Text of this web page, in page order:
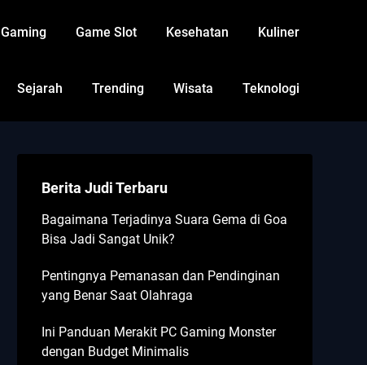
Gaming Game Slot Kesehatan Kuliner
Sejarah Trending Wisata Teknologi
Berita Judi Terbaru
Bagaimana Terjadinya Suara Gema di Goa
Bisa Jadi Sangat Unik?
Pentingnya Pemanasan dan Pendinginan
yang Benar Saat Olahraga
Ini Panduan Merakit PC Gaming Monster
dengan Budget Minimalis